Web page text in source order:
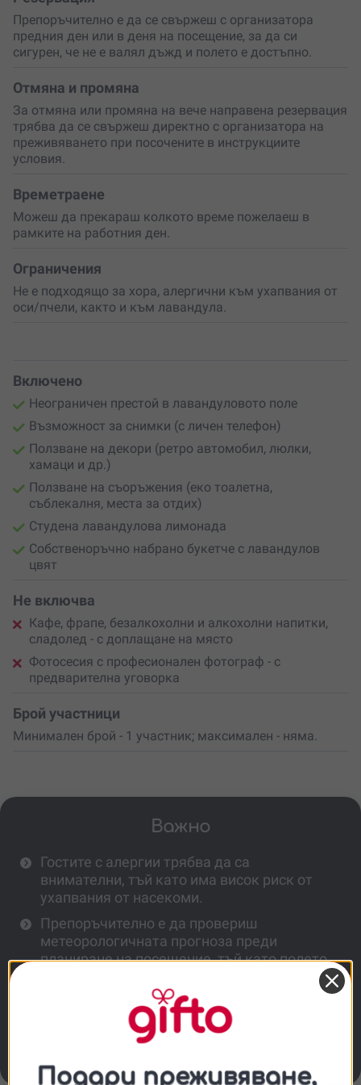
преживяване сега!
Препоръчително е да се свържеш с организатора
предния ден или в деня на посещение, за да си
сигурен, че не е валял дъжд и полето е достъпно.
Отмяна и промяна
За отмяна или промяна на вече направена резервация
трябва да се свържеш директно с организатора на
преживяването при посочените в инструкциите
условия.
Времетраене
Можеш да прекараш колкото време пожелаеш в
рамките на работния ден.
Ограничения
Не е подходящо за хора, алергични към ухапвания от
оси/пчели, както и към лавандула.
Включено
Неограничен престой в лавандуловото поле
Възможност за снимки (с личен телефон)
Ползване на декори (ретро автомобил, люлки,
хамаци и др.)
Ползване на съоръжения (еко тоалетна,
съблекалня, места за отдих)
Студена лавандулова лимонада
Собственоръчно набрано букетче с лавандулов
цвят
Не включва
Кафе, фрапе, безалкохолни и алкохолни напитки,
сладолед - с доплащане на място
Фотосесия с професионален фотограф - с
предварителна уговорка
Брой участници
Минимален брой - 1 участник; максимален - няма.
Важно
Гостите с алергии трябва да са
внимателни, тъй като има висок риск от
ухапвания от насекоми.
Препоръчително е да провериш
метеорологичната прогноза преди
планиране на посещение, тъй като полето
Допълнителни напитки и лакомства се
заплащат отделно на винтидж караваната